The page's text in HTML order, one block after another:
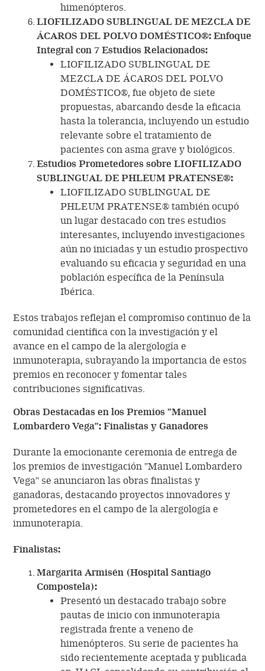
himenópteros.
LIOFILIZADO SUBLINGUAL DE MEZCLA DE
ÁCAROS DEL POLVO DOMÉSTICO®: Enfoque
Integral con 7 Estudios Relacionados:
LIOFILIZADO SUBLINGUAL DE
MEZCLA DE ÁCAROS DEL POLVO
DOMÉSTICO®, fue objeto de siete
propuestas, abarcando desde la eficacia
hasta la tolerancia, incluyendo un estudio
relevante sobre el tratamiento de
pacientes con asma grave y biológicos.
Estudios Prometedores sobre LIOFILIZADO
SUBLINGUAL DE PHLEUM PRATENSE®:
LIOFILIZADO SUBLINGUAL DE
PHLEUM PRATENSE® también ocupó
un lugar destacado con tres estudios
interesantes, incluyendo investigaciones
aún no iniciadas y un estudio prospectivo
evaluando su eficacia y seguridad en una
población específica de la Península
Ibérica.
Estos trabajos reflejan el compromiso continuo de la
comunidad científica con la investigación y el
avance en el campo de la alergología e
inmunoterapia, subrayando la importancia de estos
premios en reconocer y fomentar tales
contribuciones significativas.
Obras Destacadas en los Premios "Manuel
Lombardero Vega": Finalistas y Ganadores
Durante la emocionante ceremonia de entrega de
los premios de investigación "Manuel Lombardero
Vega" se anunciaron las obras finalistas y
ganadoras, destacando proyectos innovadores y
prometedores en el campo de la alergología e
inmunoterapia.
Finalistas:
Margarita Armisén (Hospital Santiago
Compostela):
Presentó un destacado trabajo sobre
pautas de inicio con inmunoterapia
registrada frente a veneno de
himenópteros. Su serie de pacientes ha
sido recientemente aceptada y publicada